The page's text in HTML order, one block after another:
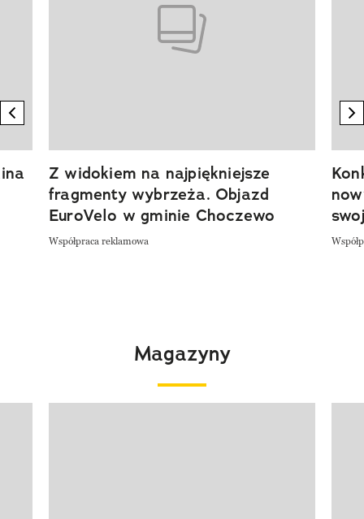
previous element
Z widokiem na najpiękniejsze
fragmenty wybrzeża. Objazd
EuroVelo w gminie Choczewo
Współpraca reklamowa
Magazyny